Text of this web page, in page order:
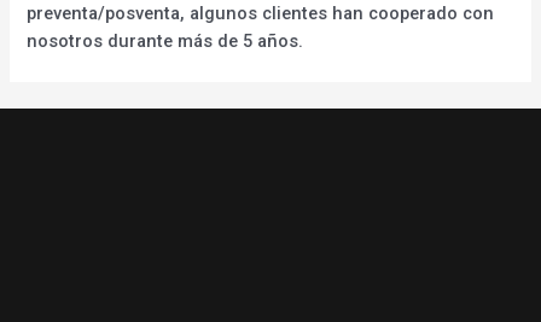
preventa/posventa, algunos clientes han cooperado con
nosotros durante más de 5 años.